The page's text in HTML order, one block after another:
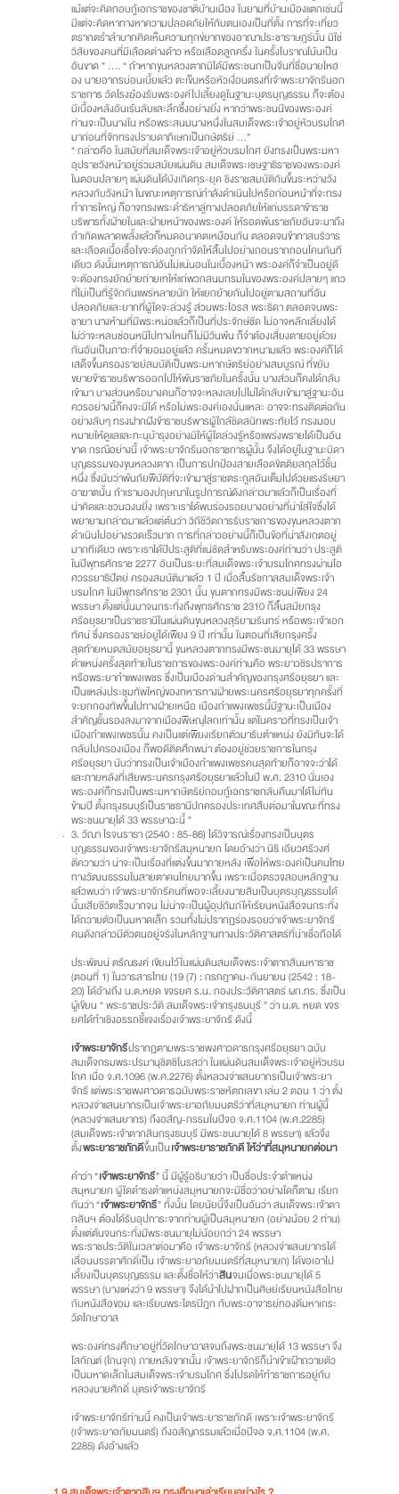
แม้แต่จะคิดกอบกู้เอกราชของชาติบ้านเมือง ในยามที่บ้านเมืองแตกเช่นนี้
มีแต่จะคิดหาทางหาความปลอดภัยให้กับตนเองเป็นที่ตั้ง การที่จะเที่ยว
ตรากตรำลำบากคิดเห็นความทุกข์ยากของอาณาประชาราษฎร์นั้น มิใช่
วิสัยของคนที่มีเลือดต่างด้าว หรือเลือดลูกครึ่ง ในครั้งโบราณโน้นเป็น
อันขาด ” …. “ ถ้าหากขุนหลวงตากมิได้มีพระชนกเป็นจีนที่ชื่อนายไหฮ
อง นายอากรบ่อนเบี้ยแล้ว ตะเข็บหรือหัวเงื่อนตรงที่เจ้าพระยาจักรีนอก
ราชการ วัดโรงฆ้องรับพระองค์ไปเลี้ยงดูในฐานะบุตรบุญธรรม ก็จะต้อง
มีเบื้องหลังอันเร้นลับและลึกซึ้งอย่างยิ่ง หากว่าพระชนนีของพระองค์
ท่านจะเป็นนางใน หรือพระสนมนางหนึ่งในสมเด็จพระเจ้าอยู่หัวบรมโกศ
มาก่อนที่จักทรงปราบดาภิเษกเป็นกษัตริย์ …”
“ กล่าวคือ ในสมัยที่สมเด็จพระเจ้าอยู่หัวบรมโกศ ยังทรงเป็นพระมหา
อุปราชวังหน้าอยู่ร่วมสมัยแผ่นดิน สมเด็จพระเชษฐาธิราชของพระองค์
ในตอนปลายๆ แผ่นดินได้บังเกิดทุร-ยุค ชิงราชสมบัติกันขึ้นระหว่างวัง
หลวงกับวังหน้า ในขณะเหตุการณ์กำลังดำเนินไปหรือก่อนหน้าที่จะทรง
ทำการใหญ่ ก็อาจทรงพระดำริหาลู่ทางปลอดภัยให้แก่บรรดาข้าราช
บริพารทั้งฝ่ายในและฝ่ายหน้าของพระองค์ ให้รอดพ้นราชภัยอันจะมาถึง
ถ้าเกิดพลาดพลั้งแล้วก็หมดอนาคตเหมือนกัน ตลอดจนข้าทาสบริวาร
และเลือดเนื้อเชื้อไขจะต้องถูกกำจัดให้สิ้นไปอย่างถอนรากถอนโคนกันที
เดียว ดังนั้นเหตุการณ์อันไม่แน่นอนในเบื้องหน้า พระองค์ก็จำเป็นอยู่ดี
จะต้องทรงยักย้ายถ่ายเทให้แก่พวกสนมกรมในของพระองค์ปลายๆ แถว
ที่ไม่เป็นที่รู้จักกันแพร่หลายนัก ให้แยกย้ายกันไปอยู่ตามสถานที่อัน
ปลอดภัยและยากที่ผู้ใดจะล่วงรู้ ส่วนพระโอรส พระธิดา ตลอดจนพระ
ชายา นางห้ามที่มีพระหน่อแล้วก็เป็นที่ประจักษ์ชัด ไม่อาจหลีกเลี่ยงได้
ไม่ว่าจะหลบซ่อนหนีไปทางไหนก็ไม่มีวันพ้น ก็จำต้องเสี่ยงตายอยู่ด้วย
กันอันเป็นภาวะที่จำยอมอยู่แล้ว ครั้นหมดขวากหนามแล้ว พระองค์ก็ได้
เสด็จขึ้นครองราชย์สมบัติเป็นพระมหากษัตริย์อย่างสมบูรณ์ ที่ขยับ
ขยายข้าราชบริพารออกไปให้พ้นราชภัยในครั้งนั้น บางส่วนก็คงได้กลับ
เข้ามา บางส่วนหรือบางคนก็อาจจะหลงเลยไปไม่ได้กลับเข้ามาสู่ฐานะอัน
ควรอย่างนี้ก็คงจะมีได้ หรือไม่พระองค์เองนั่นแหละ อาจจะทรงติดต่อกัน
อย่างลับๆ ทรงฝากฝังข้าราชบริพารผู้ใกล้ชิดสนิทพระทัยไว้ ทรงมอบ
หมายให้ดูแลและทะนุบำรุงอย่างมิให้ผู้ใดล่วงรู้หรือแพร่งพรายได้เป็นอัน
ขาด กรณีอย่างนี้ เจ้าพระยาจักรีนอกราชการผู้นั้น จึงได้อยู่ในฐานะบิดา
บุญธรรมของขุนหลวงตาก เป็นการปกป้องสายเลือดขัตติยสกุลไว้ชั้น
หนึ่ง ซึ่งนับว่าพ้นภัยพิบัติที่จะเข้ามาสู่ราชตระกูลอันเต็มไปด้วยแรงริษยา
อาฆาตนั้น ถ้าเรามองปฤษณาในรูปการณ์ดังกล่าวมาแล้วก็เป็นเรื่องที่
น่าคิดและชวนฉงนยิ่ง เพราะเราได้พบร่องรอยบางอย่างที่น่าใส่ใจซึ่งได้
พยายามกล่าวมาแล้วแต่ต้นว่า วิถีชีวิตการรับราชการของขุนหลวงตาก
ดำเนินไปอย่างรวดเร็วมาก การที่กล่าวอย่างนี้ก็เป็นข้อที่น่าสังเกตอยู่
มากทีเดียว เพราะเราได้ปีประสูติที่แน่ชัดสำหรับพระองค์ท่านว่า ประสูติ
ในปีพุทธศักราช 2277 อันเป็นระยะที่สมเด็จพระเจ้าบรมโกศทรงผ่านไอ
ศวรรยาธิปัตย์ ครองสมบัติมาแล้ว 1 ปี เมื่อสิ้นรัชกาลสมเด็จพระเจ้า
บรมโกศ ในปีพุทธศักราช 2301 นั้น ขุนตากทรงมีพระชนม์เพียง 24
พรรษา ตั้งแต่นั้นมาจนกระทั่งถึงพุทธศักราช 2310 ก็สิ้นสมัยกรุง
ศรีอยุธยาเป็นราชธานีในแผ่นดินขุนหลวงสุริยามรินทร์ หรือพระเจ้าเอก
ทัศน์ ซึ่งครองราชย์อยู่ได้เพียง 9 ปี เท่านั้น ในตอนที่เสียกรุงครั้ง
สุดท้ายหมดสมัยอยุธยานี้ ขุนหลวงตากทรงมีพระชนมายุได้ 33 พรรษา
ตำแหน่งครั้งสุดท้ายในราชการของพระองค์ท่านคือ พระยาวชิรปราการ
หรือพระยากำแพงเพชร ซึ่งเป็นเมืองด่านสำคัญของกรุงศรีอยุธยา และ
เป็นแหล่งประชุมทัพใหญ่ของทหารทางฝ่ายพระนครศรีอยุธยาทุกครั้งที่
จะยกกองทัพขึ้นไปทางฝ่ายเหนือ เมืองกำแพงเพชรนี้มีฐานะเป็นเมือง
สำคัญชั้นรองลงมาจากเมืองพิษณุโลกเท่านั้น แต่ในคราวที่ทรงเป็นเจ้า
เมืองกำแพงเพชรนั้น คงเป็นแต่เพียงเรียกตัวมารับตำแหน่ง ยังมิทันจะได้
กลับไปครองเมือง ก็พอดีติดศึกพม่า ต้องอยู่ช่วยราชการในกรุง
ศรีอยุธยา นับว่าทรงเป็นเจ้าเมืองกำแพงเพชรคนสุดท้ายก็อาจจะว่าได้
และภายหลังที่เสียพระนครกรุงศรีอยุธยาแล้วในปี พ.ศ. 2310 นั่นเอง
พระองค์ก็ทรงเป็นพระมหากษัตริย์กอบกู้เอกราชกลับคืนมาได้ไม่ทัน
ข้ามปี ตั้งกรุงธนบุรีเป็นราชธานีปกครองประเทศสืบต่อมาในขณะที่ทรง
พระชนมายุได้ 33 พรรษาฉะนี้ ”
3. วีณา โรจนราธา (2540 : 85-86) ได้วิจารณ์เรื่องทรงเป็นบุตร
บุญธรรมของเจ้าพระยาจักรีสมุหนายก โดยอ้างว่า นิธิ เอียวศรีวงศ์
ตีความว่า น่าจะเป็นเรื่องที่แต่งขึ้นมาภายหลัง เพื่อให้พระองค์เป็นคนไทย
ทางวัฒนธรรมในสายตาคนไทยมากขึ้น เพราะเมื่อตรวจสอบหลักฐาน
แล้วพบว่า เจ้าพระยาจักรีคนที่พอจะเลี้ยงนายสินเป็นบุตรบุญธรรมได้
นั้นเสียชีวิตเร็วมากจน ไม่น่าจะเป็นผู้อุปถัมภ์ให้เรียนหนังสือจนกระทั่ง
ได้ถวายตัวเป็นมหาดเล็ก รวมทั้งไม่ปรากฏร่องรอยว่าเจ้าพระยาจักรี
คนดังกล่าวมีตัวตนอยู่จริงในหลักฐานทางประวัติศาสตร์ที่น่าเชื่อถือได้
ประพัฒน์ ตรีณรงค์ เขียนไว้ในแผ่นดินสมเด็จพระเจ้าตากสินมหาราช
(ตอนที่ 1) ในวารสารไทย (19 (7) : กรกฎาคม-กันยายน (2542 : 18-
20) ได้อ้างถึง น.ต.หยด ขจรยศ ร.น. กองประวัติศาสตร์ ผก.ทร. ซึ่งเป็น
ผู้เขียน “ พระราชประวัติ สมเด็จพระเจ้ากรุงธนบุรี ” ว่า น.ต. หยด ขจร
ยศได้ทำเชิงอรรถชี้แจงเรื่องเจ้าพระยาจักรี ดังนี้
เจ้าพระยาจักรี ปรากฏตามพระราชพงศาวดารกรุงศรีอยุธยา ฉบับ
สมเด็จกรมพระปรมานุชิตชิโนรสว่า ในแผ่นดินสมเด็จพระเจ้าอยู่หัวบรม
โกศ เมื่อ จ.ศ.1096 (พ.ศ.2276) ตั้งหลวงจ่าแสนยากรเป็นเจ้าพระยา
จักรี แต่พระราชพงศาวดารฉบับพระราชหัตถเลขา เล่ม 2 ตอน 1 ว่า ตั้ง
หลวงจ่าแสนยากรเป็นเจ้าพระยาอภัยมนตรีว่าที่สมุหนายก ท่านผู้นี้
(หลวงจ่าแสนยากร) ถึงอสัญ-กรรมในปีจอ จ.ศ.1104 (พ.ศ.2285)
(สมเด็จพระเจ้าตากสินกรุงธนบุรี มีพระชนมายุได้ 8 พรรษา) แล้วจึง
ตั้ง พระยาราชภักดี ขึ้นเป็น เจ้าพระยาราชภักดี ให้ว่าที่สมุหนายกต่อมา
คำว่า “ เจ้าพระยาจักรี ” นี้ มีผู้รู้อธิบายว่า เป็นชื่อประจำตำแหน่ง
สมุหนายก ผู้ใดดำรงตำแหน่งสมุหนายกจะมีชื่อว่าอย่างใดก็ตาม เรียก
กันว่า “ เจ้าพระยาจักรี ” ทั้งนั้น โดยนัยนี้จึงเป็นอันว่า สมเด็จพระเจ้าตา
กสินฯ ต้องได้รับอุปการะจากท่านผู้เป็นสมุหนายก (อย่างน้อย 2 ท่าน)
ตั้งแต่ต้นจนกระทั่งมีพระชนมายุไม่น้อยกว่า 24 พรรษา
พระราชประวัติในเวลาต่อมาคือ เจ้าพระยาจักรี (หลวงจ่าแสนยากรได้
เลื่อนบรรดาศักดิ์เป็น เจ้าพระยาอภัยมนตรีที่สมุหนายก) ได้ขอเอาไป
เลี้ยงเป็นบุตรบุญธรรม และตั้งชื่อให้ว่า สิน จนเมื่อพระชนมายุได้ 5
พรรษา (บางแห่งว่า 9 พรรษา) จึงได้นำไปฝากเป็นศิษย์เรียนหนังสือไทย
กับหนังสือขอม และเรียนพระไตรปิฎก กับพระอาจารย์ทองดีมหาเถระ
วัดโกษาวาส
พระองค์ทรงศึกษาอยู่ที่วัดโกษาวาสจนถึงพระชนมายุได้ 13 พรรษา จึง
โสกัณต์ (โกนจุก) ภายหลังจากนั้น เจ้าพระยาจักรีก็นำเข้าเฝ้าถวายตัว
เป็นมหาดเล็กในสมเด็จพระเจ้าบรมโกศ ซึ่งโปรดให้ทำราชการอยู่กับ
หลวงนายศักดิ์ บุตรเจ้าพระยาจักรี
เจ้าพระยาจักรีท่านนี้ คงเป็นเจ้าพระยาราชภักดี เพราะเจ้าพระยาจักรี
(เจ้าพระยาอภัยมนตรี) ถึงอสัญกรรมแล้วเมื่อปีจอ จ.ศ.1104 (พ.ศ.
2285) ดังอ้างแล้ว